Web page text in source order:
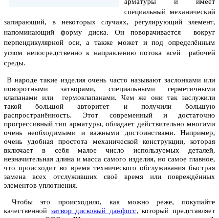
арматуры и имеет
специальный механический
запирающий, в некоторых случаях, регулирующий элемент,
напоминающий форму диска. Он поворачивается вокруг
перпендикулярной оси, а также может и под определённым
углом непосредственно к направлению потока всей рабочей
среды.
В народе такие изделия очень часто называют заслонками или
поворотными затворами, специальными герметичными
клапанами или гермоклапанами. Чем же они так заслужили
такой большой авторитет и получили большую
распространённость. Этот современный и достаточно
прогрессивный тип арматуры, обладает действительно многими
очень необходимыми и важными достоинствами. Например,
очень удобная простота механической конструкции, которая
включает в себя малое число используемых деталей,
незначительная длина и масса самого изделия, но самое главное,
что происходит во время технического обслуживания быстрая
замена всех отслуживших своё время или повреждённых
элементов уплотнения.
Чтобы это происходило, как можно реже, покупайте
качественной затвор дисковый данфосс, который представляет